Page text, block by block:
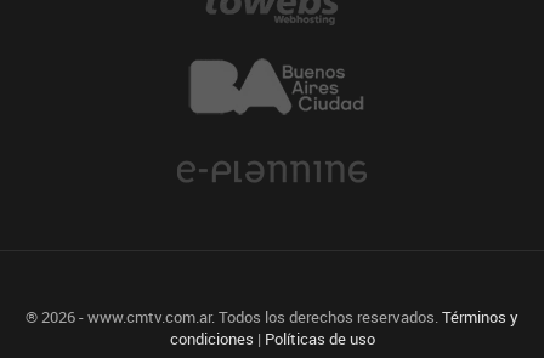
® 2026 - www.cmtv.com.ar. Todos los derechos reservados.Términos y
condiciones | Políticas de uso